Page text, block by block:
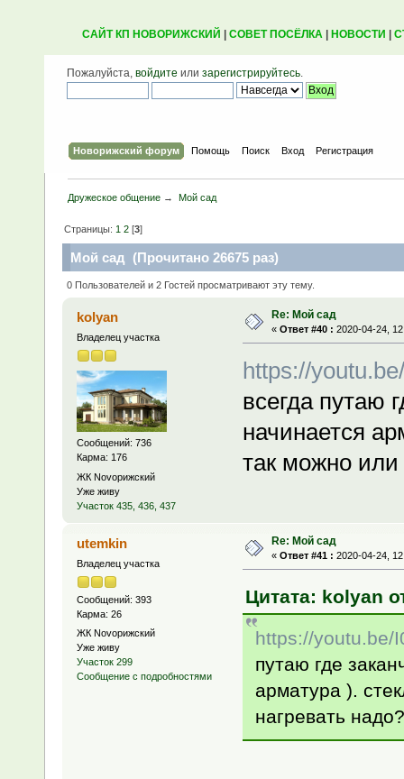
САЙТ КП НОВОРИЖСКИЙ СОВЕТ ПОСЁЛКА| НОВОСТИ
Пожалуйста, войдите или зарегистрируйтесь.
Новорижский форум Помощь Поиск Вход Регистрация
Дружеское общение → Мой сад
Страницы:1 2 [3]
Мой сад (Прочитано 26675 раз)
0 Пользователей и 2 Гостей просматривают эту тему.
kolyan
Владелец участка
Сообщений: 736
Карма: 176
ЖК Novoрижский
Уже живу
Участок 435, 436, 437
Re: Мой сад
« Ответ #40 : 2020-04-24,
https://
всегда путаю
начинается
так можно или
utemkin
Владелец участка
Сообщений: 393
Карма: 26
ЖК Novoрижский
Уже живу
Участок 299
Сообщение с подробностями
Re: Мой сад
« Ответ #41 : 2020-04-24,
Цитата: kolyan
https://youtu.be/
путаю где
арматура ).
нагревать надо?